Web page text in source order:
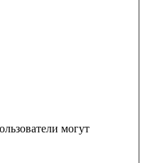
могут